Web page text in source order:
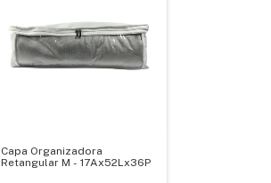
Capa Organizadora
Retangular M - 17Ax52Lx36P